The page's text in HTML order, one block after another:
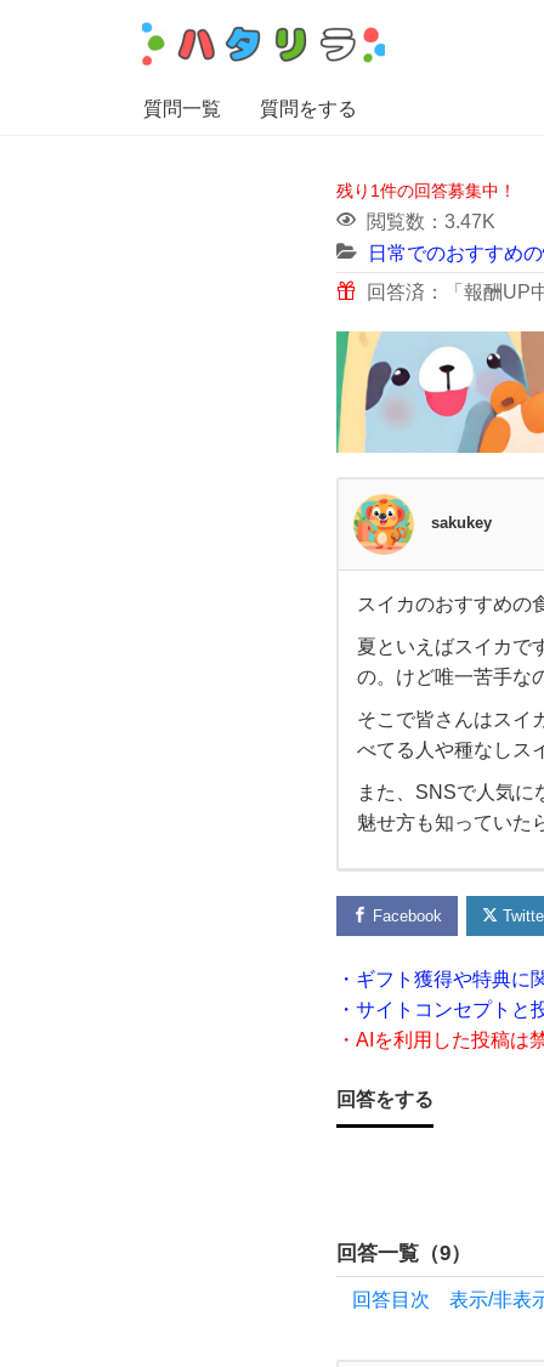
質問一覧 質問をする
残り1件の回答募集中！
閲覧数：3.47K
日常でのおすすめ
回答済：「報酬UP
sakukey
ス
イ
カ
の
お
す
す
め
の食
え
スイカのおすすめの
夏といえばスイカで
の。けど唯一苦手な
そこで皆さんはスイ
べてる人や種なしス
また、SNSで人気に
魅せ方も知っていた
Facebook
・ギフト獲得や特典に
・サイトコンセプトと
・AIを利用した投稿は
回答をする
回答一覧（9）
回答目次 表示/非表